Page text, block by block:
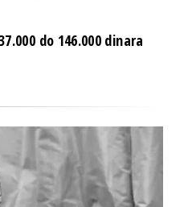
do 146.000 dinara